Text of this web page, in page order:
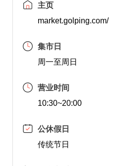
主页
market.golping.com/
集市日
周一至周日
营业时间
10:30~20:00
公休假日
传统节日